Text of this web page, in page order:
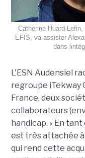
Catherine Huard-
EFIS, va assister
dans
L'ESN Audensiel
regroupe iTekway
France, deux
collaborateurs
handicap. « En
est très attachée
qui rend cette